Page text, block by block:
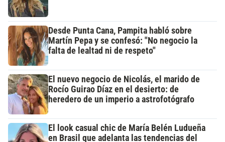
Desde Punta Cana, Pampita habló sobre
Martín Pepa y se confesó: "No negocio la
falta de lealtad ni de respeto"
El nuevo negocio de Nicolás, el marido de
Rocío Guirao Díaz en el desierto: de
heredero de un imperio a astrofotógrafo
El look casual chic de María Belén Ludueña
en Brasil que adelanta las tendencias del